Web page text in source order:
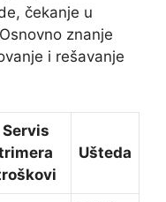
čekanje u
znanje
i rešavanje
Servis
Ušteda